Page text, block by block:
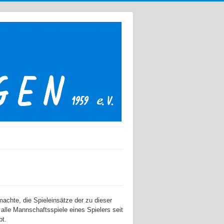
die Spieleinsätze der zu dieser
Mannschaftsspiele eines Spielers seit